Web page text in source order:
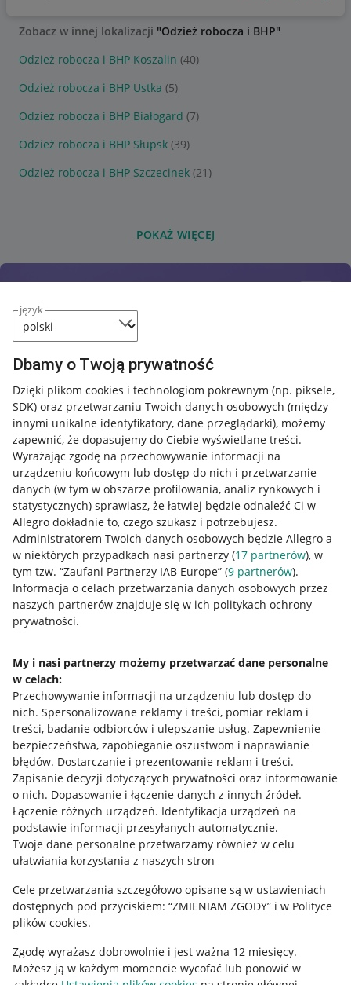
język
Dbamy o Twoją prywatność
Dzięki plikom cookies i technologiom pokrewnym (np. piksele,
SDK) oraz przetwarzaniu Twoich danych osobowych (między
innymi unikalne identyfikatory, dane przeglądarki), możemy
zapewnić, że dopasujemy do Ciebie wyświetlane treści.
Wyrażając zgodę na przechowywanie informacji na
urządzeniu końcowym lub dostęp do nich i przetwarzanie
danych (w tym w obszarze profilowania, analiz rynkowych i
statystycznych) sprawiasz, że łatwiej będzie odnaleźć Ci w
Allegro dokładnie to, czego szukasz i potrzebujesz.
Administratorem Twoich danych osobowych będzie Allegro a
w niektórych przypadkach nasi partnerzy (17 partnerów), w
tym tzw. “Zaufani Partnerzy IAB Europe” (9 partnerów).
Informacja o celach przetwarzania danych osobowych przez
naszych partnerów znajduje się w ich politykach ochrony
prywatności.
My i nasi partnerzy możemy przetwarzać dane personalne
w celach:
Przechowywanie informacji na urządzeniu lub dostęp do
nich. Spersonalizowane reklamy i treści, pomiar reklam i
treści, badanie odbiorców i ulepszanie usług. Zapewnienie
bezpieczeństwa, zapobieganie oszustwom i naprawianie
błędów. Dostarczanie i prezentowanie reklam i treści.
Zapisanie decyzji dotyczących prywatności oraz informowanie
o nich. Dopasowanie i łączenie danych z innych źródeł.
Łączenie różnych urządzeń. Identyfikacja urządzeń na
podstawie informacji przesyłanych automatycznie.
Twoje dane personalne przetwarzamy również w celu
ułatwiania korzystania z naszych stron
Cele przetwarzania szczegółowo opisane są w ustawieniach
dostępnych pod przyciskiem: “ZMIENIAM ZGODY” i w Polityce
plików cookies.
Zgodę wyrażasz dobrowolnie i jest ważna 12 miesięcy.
Możesz ją w każdym momencie wycofać lub ponowić w
Zobacz w innej lokalizacji "Odzież robocza i BHP"
Odzież robocza i BHP Koszalin (40)
Odzież robocza i BHP Ustka (5)
Odzież robocza i BHP Białogard (7)
Odzież robocza i BHP Słupsk (39)
Odzież robocza i BHP Szczecinek (21)
POKAŻ WIĘCEJ
Nawigacja
Przydatne informacje
Jak to działa
Allegro Gadane dla sprzedających
Allegro Gadane dla kupujących
Mapa miejscowości
Informacje prawne
Regulamin
Polityka plików "cookies"
Ustawienia plików "cookies"
Udostępnianie lokalizacji
Informacje dla Aktu o Usługach Cyfrowych
Pobierz aplikację